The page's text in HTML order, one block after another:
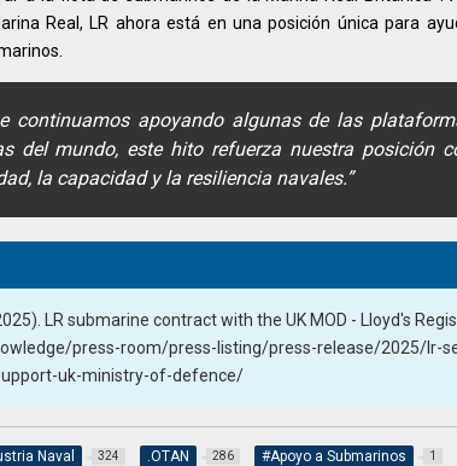
Real, LR ahora está en una posición única para
continuamos apoyando algunas de las
del mundo, este hito refuerza nuestra posición
la capacidad y la resiliencia navales.”
LR submarine contract with the UK MOD - Lloyd's
press-room/press-listing/press-release/2025/lr-
uk-ministry-of-defence/
Naval 324 .OTAN 286 #Apoyo a Submarinos 1